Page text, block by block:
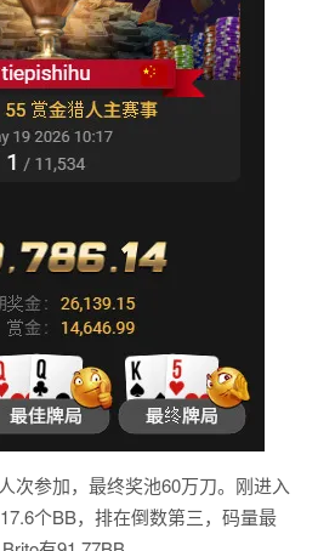
次参加，最终奖池60万刀。刚进入
个BB，排在倒数第三，码量最